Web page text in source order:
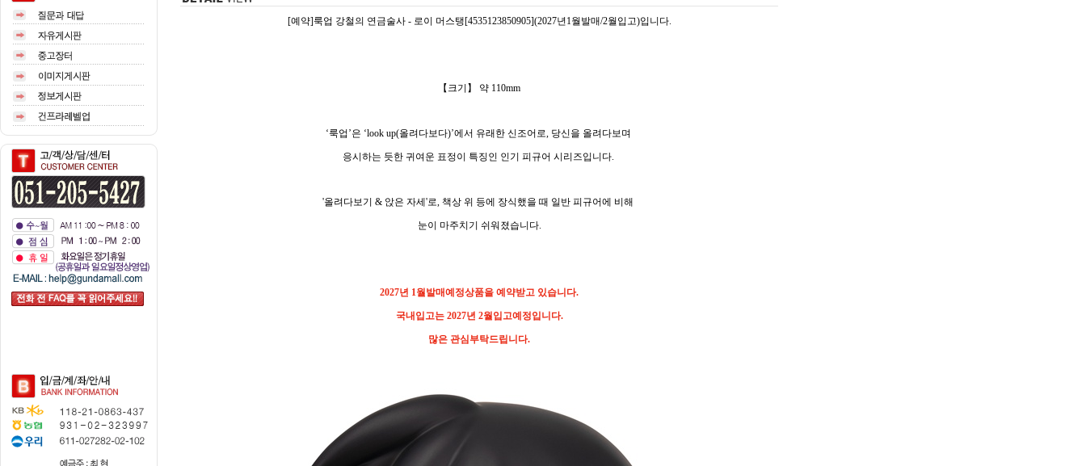
[예약]룩업 강철의 연금술사 - 로이 머스탱[4535123850905](2027년1월발매/2월입고)입니다.
【크기】 약 110mm
‘룩업’은 ‘look up(올려다보다)’에서 유래한 신조어로, 당신을 올려다보며
응시하는 듯한 귀여운 표정이 특징인 인기 피규어 시리즈입니다.
'올려다보기 & 앉은 자세'로, 책상 위 등에 장식했을 때 일반 피규어에 비해
눈이 마주치기 쉬워졌습니다.
2027년 1월발매예정상품을 예약받고 있습니다.
국내입고는 2027년 2월입고예정입니다.
많은 관심부탁드립니다.